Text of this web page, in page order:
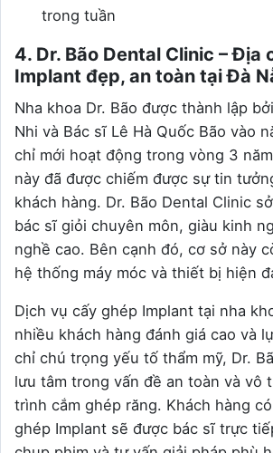
trong tuần
4. Dr. Bão Dental Clinic – Địa
Implant đẹp, an toàn tại Đà
Nha khoa Dr. Bão được thành lập
Nhi và Bác sĩ Lê Hà Quốc Bão vào
chỉ mới hoạt động trong vòng 3
này đã được chiếm được sự tin
khách hàng. Dr. Bão Dental Clinic
bác sĩ giỏi chuyên môn, giàu kinh
nghề cao. Bên cạnh đó, cơ sở này
hệ thống máy móc và thiết bị hiện
Dịch vụ cấy ghép Implant tại nha
nhiều khách hàng đánh giá cao và
chỉ chú trọng yếu tố thẩm mỹ, Dr.
lưu tâm trong vấn đề an toàn và vô
trình cắm ghép răng. Khách hàng
ghép Implant sẽ được bác sĩ trực